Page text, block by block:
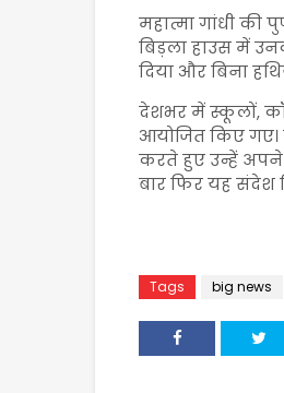
महात्मा गांधी की
बिड़ला हाउस में
दिया और बिना
देशभर में स्कूलों,
आयोजित किए
करते हुए उन्हें अपने
बार फिर यह संदेश
Tags big news